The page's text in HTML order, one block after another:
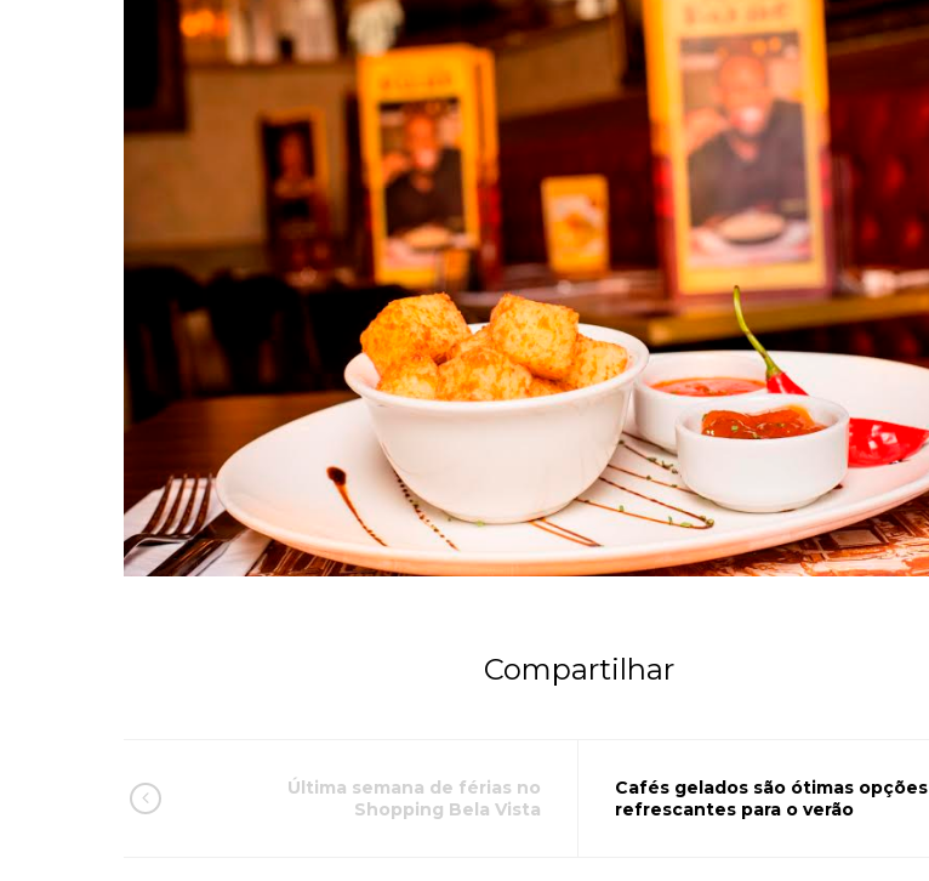
Compartilhar
Última semana de férias no
Shopping Bela Vista
Cafés gelados são ótimas opções
refrescantes para o verão